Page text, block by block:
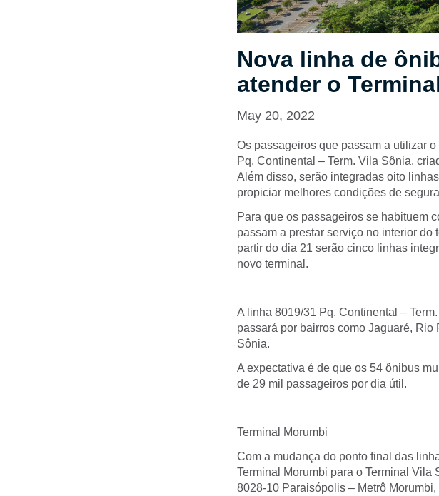
Nova linha de
atender o
May 20, 2022
Os passageiros que passam a utilizar
Pq. Continental – Term. Vila Sônia,
Além disso, serão integradas oito
propiciar melhores condições de
Para que os passageiros se habituem
passam a prestar serviço no interior do
partir do dia 21 serão cinco linhas
novo terminal.
A linha 8019/31 Pq. Continental –
passará por bairros como Jaguaré,
Sônia.
A expectativa é de que os 54 ônibus
de 29 mil passageiros por dia útil.
Terminal Morumbi
Com a mudança do ponto final das
Terminal Morumbi para o Terminal Vila
8028-10 Paraisópolis – Metrô